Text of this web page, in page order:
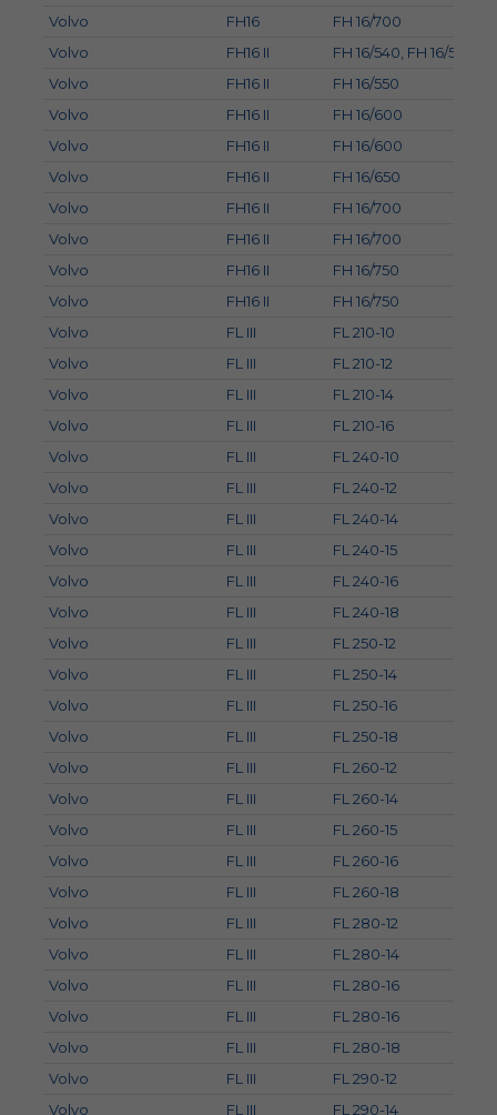
Volvo
FH16
FH 16/700
Volvo
FH16 II
FH 16/540, FH 16/550
Volvo
FH16 II
FH 16/550
Volvo
FH16 II
FH 16/600
Volvo
FH16 II
FH 16/600
Volvo
FH16 II
FH 16/650
Volvo
FH16 II
FH 16/700
Volvo
FH16 II
FH 16/700
Volvo
FH16 II
FH 16/750
Volvo
FH16 II
FH 16/750
Volvo
FL III
FL 210-10
Volvo
FL III
FL 210-12
Volvo
FL III
FL 210-14
Volvo
FL III
FL 210-16
Volvo
FL III
FL 240-10
Volvo
FL III
FL 240-12
Volvo
FL III
FL 240-14
Volvo
FL III
FL 240-15
Volvo
FL III
FL 240-16
Volvo
FL III
FL 240-18
Volvo
FL III
FL 250-12
Volvo
FL III
FL 250-14
Volvo
FL III
FL 250-16
Volvo
FL III
FL 250-18
Volvo
FL III
FL 260-12
Volvo
FL III
FL 260-14
Volvo
FL III
FL 260-15
Volvo
FL III
FL 260-16
Volvo
FL III
FL 260-18
Volvo
FL III
FL 280-12
Volvo
FL III
FL 280-14
Volvo
FL III
FL 280-16
Volvo
FL III
FL 280-16
Volvo
FL III
FL 280-18
Volvo
FL III
FL 290-12
Volvo
FL III FL 290-14